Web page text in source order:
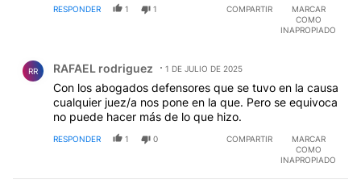
RESPONDER 1 1 COMPARTIR
MARCAR
COMO
INAPROPIADO
RR RAFAEL rodriguez 1 DE JULIO DE 2025
Con los abogados defensores que se tuvo en la causa
cualquier juez/a nos pone en la que. Pero se equivoca
no puede hacer más de lo que hizo.
RESPONDER 1 0 COMPARTIR
MARCAR
COMO
INAPROPIADO